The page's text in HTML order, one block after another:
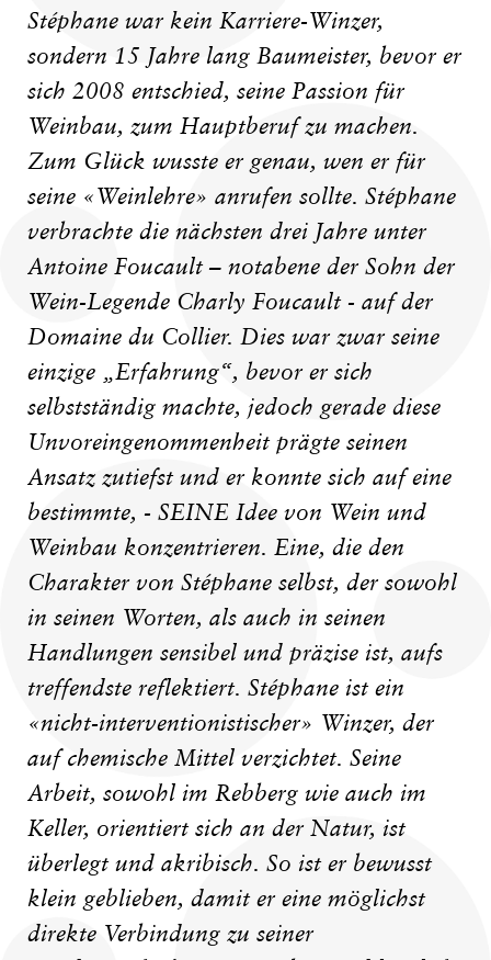
Stéphane war kein Karriere-Winzer,
sondern 15 Jahre lang Baumeister, bevor er
sich 2008 entschied, seine Passion für
Weinbau, zum Hauptberuf zu machen.
Zum Glück wusste er genau, wen er für
seine «Weinlehre» anrufen sollte. Stéphane
verbrachte die nächsten drei Jahre unter
Antoine Foucault – notabene der Sohn der
Wein-Legende Charly Foucault - auf der
Domaine du Collier. Dies war zwar seine
einzige „Erfahrung“, bevor er sich
selbstständig machte, jedoch gerade diese
Unvoreingenommenheit prägte seinen
Ansatz zutiefst und er konnte sich auf eine
bestimmte, - SEINE Idee von Wein und
Weinbau konzentrieren. Eine, die den
Charakter von Stéphane selbst, der sowohl
in seinen Worten, als auch in seinen
Handlungen sensibel und präzise ist, aufs
treffendste reflektiert. Stéphane ist ein
«nicht-interventionistischer» Winzer, der
auf chemische Mittel verzichtet. Seine
Arbeit, sowohl im Rebberg wie auch im
Keller, orientiert sich an der Natur, ist
überlegt und akribisch. So ist er bewusst
klein geblieben, damit er eine möglichst
direkte Verbindung zu seiner